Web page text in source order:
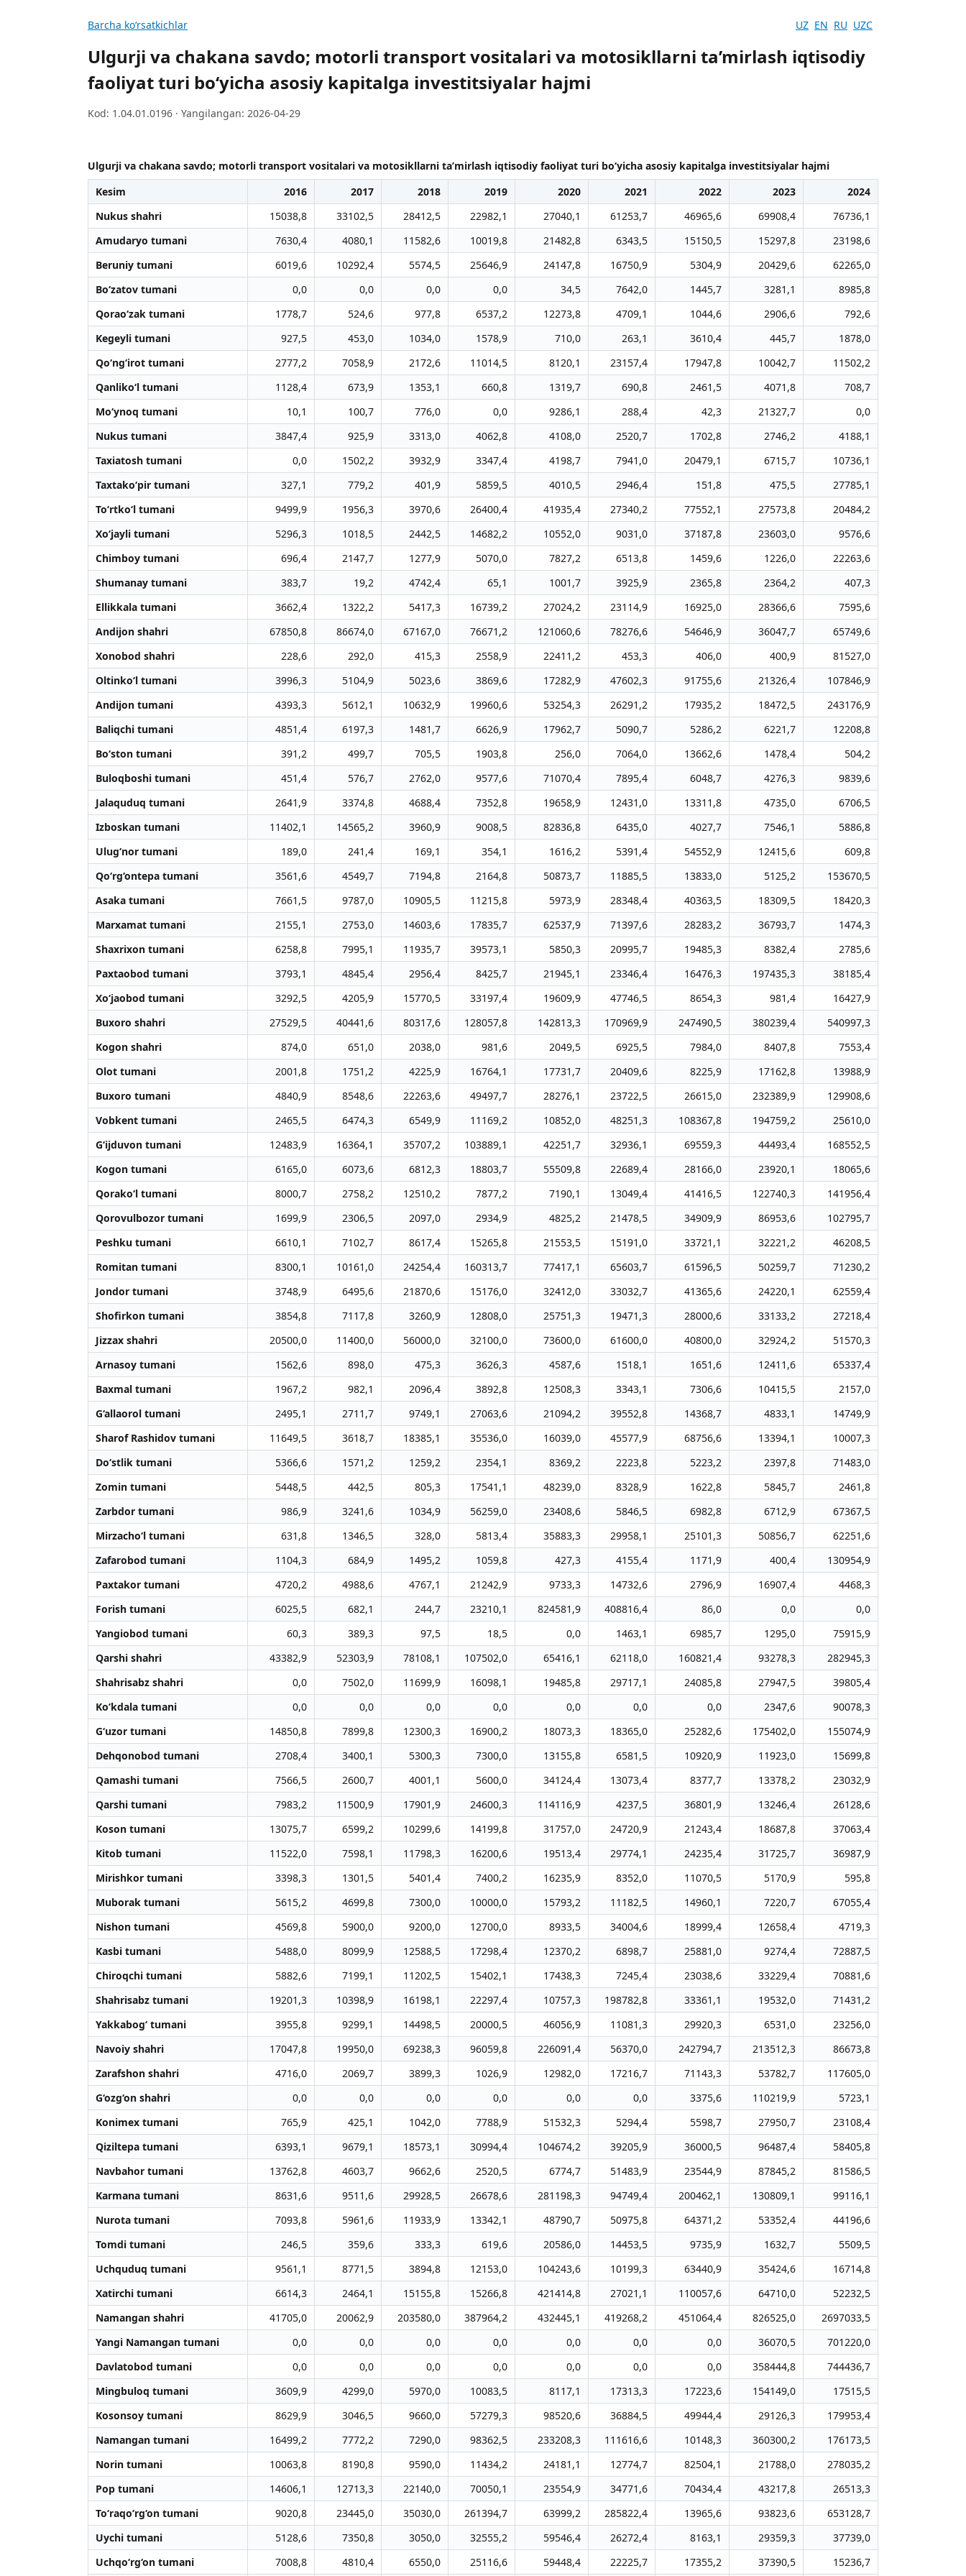
Barcha koʻrsatkichlar UZ EN RU UZC
Ulgurji va chakana savdo; motorli transport vositalari va motosikllarni ta’mirlash iqtisodiy
faoliyat turi bo‘yicha asosiy kapitalga investitsiyalar hajmi
Kod: 1.04.01.0196 · Yangilangan: 2026-04-29
Ulgurji va chakana savdo; motorli transport vositalari va motosikllarni ta’mirlash iqtisodiy faoliyat turi bo‘yicha asosiy kapitalga investitsiyalar hajmi
Kesim
2016 2017 2018 2019 2020 2021 2022 2023
2024
Nukus shahri
15038,8 33102,5 28412,5 22982,1 27040,1 61253,7 46965,6 69908,4
76736,1
Amudaryo tumani
7630,4 4080,1 11582,6 10019,8 21482,8 6343,5 15150,5 15297,8
23198,6
Beruniy tumani
6019,6 10292,4 5574,5 25646,9 24147,8 16750,9 5304,9 20429,6
62265,0
Bo‘zatov tumani
0,0 0,0 0,0 0,0 34,5 7642,0 1445,7 3281,1
8985,8
Qorao‘zak tumani
1778,7 524,6 977,8 6537,2 12273,8 4709,1 1044,6 2906,6
792,6
Kegeyli tumani
927,5 453,0 1034,0 1578,9 710,0 263,1 3610,4 445,7
1878,0
Qo‘ng‘irot tumani
2777,2 7058,9 2172,6 11014,5 8120,1 23157,4 17947,8 10042,7
11502,2
Qanliko‘l tumani
1128,4 673,9 1353,1 660,8 1319,7 690,8 2461,5 4071,8
708,7
Mo‘ynoq tumani
10,1 100,7 776,0 0,0 9286,1 288,4 42,3 21327,7
0,0
Nukus tumani
3847,4 925,9 3313,0 4062,8 4108,0 2520,7 1702,8 2746,2
4188,1
Taxiatosh tumani
0,0 1502,2 3932,9 3347,4 4198,7 7941,0 20479,1 6715,7
10736,1
Taxtako‘pir tumani
327,1 779,2 401,9 5859,5 4010,5 2946,4 151,8 475,5
27785,1
To‘rtko‘l tumani
9499,9 1956,3 3970,6 26400,4 41935,4 27340,2 77552,1 27573,8
20484,2
Xo‘jayli tumani
5296,3 1018,5 2442,5 14682,2 10552,0 9031,0 37187,8 23603,0
9576,6
Chimboy tumani
696,4 2147,7 1277,9 5070,0 7827,2 6513,8 1459,6 1226,0
22263,6
Shumanay tumani
383,7 19,2 4742,4 65,1 1001,7 3925,9 2365,8 2364,2
407,3
Ellikkala tumani
3662,4 1322,2 5417,3 16739,2 27024,2 23114,9 16925,0 28366,6
7595,6
Andijon shahri
67850,8 86674,0 67167,0 76671,2 121060,6 78276,6 54646,9 36047,7
65749,6
Xonobod shahri
228,6 292,0 415,3 2558,9 22411,2 453,3 406,0 400,9
81527,0
Oltinko‘l tumani
3996,3 5104,9 5023,6 3869,6 17282,9 47602,3 91755,6 21326,4
107846,9
Andijon tumani
4393,3 5612,1 10632,9 19960,6 53254,3 26291,2 17935,2 18472,5
243176,9
Baliqchi tumani
4851,4 6197,3 1481,7 6626,9 17962,7 5090,7 5286,2 6221,7
12208,8
Bo‘ston tumani
391,2 499,7 705,5 1903,8 256,0 7064,0 13662,6 1478,4
504,2
Buloqboshi tumani
451,4 576,7 2762,0 9577,6 71070,4 7895,4 6048,7 4276,3
9839,6
Jalaquduq tumani
2641,9 3374,8 4688,4 7352,8 19658,9 12431,0 13311,8 4735,0
6706,5
Izboskan tumani
11402,1 14565,2 3960,9 9008,5 82836,8 6435,0 4027,7 7546,1
5886,8
Ulug‘nor tumani
189,0 241,4 169,1 354,1 1616,2 5391,4 54552,9 12415,6
609,8
Qo‘rg‘ontepa tumani
3561,6 4549,7 7194,8 2164,8 50873,7 11885,5 13833,0 5125,2
153670,5
Asaka tumani
7661,5 9787,0 10905,5 11215,8 5973,9 28348,4 40363,5 18309,5
18420,3
Marxamat tumani
2155,1 2753,0 14603,6 17835,7 62537,9 71397,6 28283,2 36793,7
1474,3
Shaxrixon tumani
6258,8 7995,1 11935,7 39573,1 5850,3 20995,7 19485,3 8382,4
2785,6
Paxtaobod tumani
3793,1 4845,4 2956,4 8425,7 21945,1 23346,4 16476,3 197435,3
38185,4
Xo‘jaobod tumani
3292,5 4205,9 15770,5 33197,4 19609,9 47746,5 8654,3 981,4
16427,9
Buxoro shahri
27529,5 40441,6 80317,6 128057,8 142813,3 170969,9 247490,5 380239,4
540997,3
Kogon shahri
874,0 651,0 2038,0 981,6 2049,5 6925,5 7984,0 8407,8
7553,4
Olot tumani
2001,8 1751,2 4225,9 16764,1 17731,7 20409,6 8225,9 17162,8
13988,9
Buxoro tumani
4840,9 8548,6 22263,6 49497,7 28276,1 23722,5 26615,0 232389,9
129908,6
Vobkent tumani
2465,5 6474,3 6549,9 11169,2 10852,0 48251,3 108367,8 194759,2
25610,0
G‘ijduvon tumani
12483,9 16364,1 35707,2 103889,1 42251,7 32936,1 69559,3 44493,4
168552,5
Kogon tumani
6165,0 6073,6 6812,3 18803,7 55509,8 22689,4 28166,0 23920,1
18065,6
Qorako‘l tumani
8000,7 2758,2 12510,2 7877,2 7190,1 13049,4 41416,5 122740,3
141956,4
Qorovulbozor tumani
1699,9 2306,5 2097,0 2934,9 4825,2 21478,5 34909,9 86953,6
102795,7
Peshku tumani
6610,1 7102,7 8617,4 15265,8 21553,5 15191,0 33721,1 32221,2
46208,5
Romitan tumani
8300,1 10161,0 24254,4 160313,7 77417,1 65603,7 61596,5 50259,7
71230,2
Jondor tumani
3748,9 6495,6 21870,6 15176,0 32412,0 33032,7 41365,6 24220,1
62559,4
Shofirkon tumani
3854,8 7117,8 3260,9 12808,0 25751,3 19471,3 28000,6 33133,2
27218,4
Jizzax shahri
20500,0 11400,0 56000,0 32100,0 73600,0 61600,0 40800,0 32924,2
51570,3
Arnasoy tumani
1562,6 898,0 475,3 3626,3 4587,6 1518,1 1651,6 12411,6
65337,4
Baxmal tumani
1967,2 982,1 2096,4 3892,8 12508,3 3343,1 7306,6 10415,5
2157,0
G‘allaorol tumani
2495,1 2711,7 9749,1 27063,6 21094,2 39552,8 14368,7 4833,1
14749,9
Sharof Rashidov tumani
11649,5 3618,7 18385,1 35536,0 16039,0 45577,9 68756,6 13394,1
10007,3
Do‘stlik tumani
5366,6 1571,2 1259,2 2354,1 8369,2 2223,8 5223,2 2397,8
71483,0
Zomin tumani
5448,5 442,5 805,3 17541,1 48239,0 8328,9 1622,8 5845,7
2461,8
Zarbdor tumani
986,9 3241,6 1034,9 56259,0 23408,6 5846,5 6982,8 6712,9
67367,5
Mirzacho‘l tumani
631,8 1346,5 328,0 5813,4 35883,3 29958,1 25101,3 50856,7
62251,6
Zafarobod tumani
1104,3 684,9 1495,2 1059,8 427,3 4155,4 1171,9 400,4
130954,9
Paxtakor tumani
4720,2 4988,6 4767,1 21242,9 9733,3 14732,6 2796,9 16907,4
4468,3
Forish tumani
6025,5 682,1 244,7 23210,1 824581,9 408816,4 86,0 0,0
0,0
Yangiobod tumani
60,3 389,3 97,5 18,5 0,0 1463,1 6985,7 1295,0
75915,9
Qarshi shahri
43382,9 52303,9 78108,1 107502,0 65416,1 62118,0 160821,4 93278,3
282945,3
Shahrisabz shahri
0,0 7502,0 11699,9 16098,1 19485,8 29717,1 24085,8 27947,5
39805,4
Ko‘kdala tumani
0,0 0,0 0,0 0,0 0,0 0,0 0,0 2347,6
90078,3
G‘uzor tumani
14850,8 7899,8 12300,3 16900,2 18073,3 18365,0 25282,6 175402,0
155074,9
Dehqonobod tumani
2708,4 3400,1 5300,3 7300,0 13155,8 6581,5 10920,9 11923,0
15699,8
Qamashi tumani
7566,5 2600,7 4001,1 5600,0 34124,4 13073,4 8377,7 13378,2
23032,9
Qarshi tumani
7983,2 11500,9 17901,9 24600,3 114116,9 4237,5 36801,9 13246,4
26128,6
Koson tumani
13075,7 6599,2 10299,6 14199,8 31757,0 24720,9 21243,4 18687,8
37063,4
Kitob tumani
11522,0 7598,1 11798,3 16200,6 19513,4 29774,1 24235,4 31725,7
36987,9
Mirishkor tumani
3398,3 1301,5 5401,4 7400,2 16235,9 8352,0 11070,5 5170,9
595,8
Muborak tumani
5615,2 4699,8 7300,0 10000,0 15793,2 11182,5 14960,1 7220,7
67055,4
Nishon tumani
4569,8 5900,0 9200,0 12700,0 8933,5 34004,6 18999,4 12658,4
4719,3
Kasbi tumani
5488,0 8099,9 12588,5 17298,4 12370,2 6898,7 25881,0 9274,4
72887,5
Chiroqchi tumani
5882,6 7199,1 11202,5 15402,1 17438,3 7245,4 23038,6 33229,4
70881,6
Shahrisabz tumani
19201,3 10398,9 16198,1 22297,4 10757,3 198782,8 33361,1 19532,0
71431,2
Yakkabog‘ tumani
3955,8 9299,1 14498,5 20000,5 46056,9 11081,3 29920,3 6531,0
23256,0
Navoiy shahri
17047,8 19950,0 69238,3 96059,8 226091,4 56370,0 242794,7 213512,3
86673,8
Zarafshon shahri
4716,0 2069,7 3899,3 1026,9 12982,0 17216,7 71143,3 53782,7
117605,0
G‘ozg‘on shahri
0,0 0,0 0,0 0,0 0,0 0,0 3375,6 110219,9
5723,1
Konimex tumani
765,9 425,1 1042,0 7788,9 51532,3 5294,4 5598,7 27950,7
23108,4
Qiziltepa tumani
6393,1 9679,1 18573,1 30994,4 104674,2 39205,9 36000,5 96487,4
58405,8
Navbahor tumani
13762,8 4603,7 9662,6 2520,5 6774,7 51483,9 23544,9 87845,2
81586,5
Karmana tumani
8631,6 9511,6 29928,5 26678,6 281198,3 94749,4 200462,1 130809,1
99116,1
Nurota tumani
7093,8 5961,6 11933,9 13342,1 48790,7 50975,8 64371,2 53352,4
44196,6
Tomdi tumani
246,5 359,6 333,3 619,6 20586,0 14453,5 9735,9 1632,7
5509,5
Uchquduq tumani
9561,1 8771,5 3894,8 12153,0 104243,6 10199,3 63440,9 35424,6
16714,8
Xatirchi tumani
6614,3 2464,1 15155,8 15266,8 421414,8 27021,1 110057,6 64710,0
52232,5
Namangan shahri
41705,0 20062,9 203580,0 387964,2 432445,1 419268,2 451064,4 826525,0
2697033,5
Yangi Namangan tumani
0,0 0,0 0,0 0,0 0,0 0,0 0,0 36070,5
701220,0
Davlatobod tumani
0,0 0,0 0,0 0,0 0,0 0,0 0,0 358444,8
744436,7
Mingbuloq tumani
3609,9 4299,0 5970,0 10083,5 8117,1 17313,3 17223,6 154149,0
17515,5
Kosonsoy tumani
8629,9 3046,5 9660,0 57279,3 98520,6 36884,5 49944,4 29126,3
179953,4
Namangan tumani
16499,2 7772,2 7290,0 98362,5 233208,3 111616,6 10148,3 360300,2
176173,5
Norin tumani
10063,8 8190,8 9590,0 11434,2 24181,1 12774,7 82504,1 21788,0
278035,2
Pop tumani
14606,1 12713,3 22140,0 70050,1 23554,9 34771,6 70434,4 43217,8
26513,3
To‘raqo‘rg‘on tumani
9020,8 23445,0 35030,0 261394,7 63999,2 285822,4 13965,6 93823,6
653128,7
Uychi tumani
5128,6 7350,8 3050,0 32555,2 59546,4 26272,4 8163,1 29359,3
37739,0
Uchqo‘rg‘on tumani
7008,8 4810,4 6550,0 25116,6 59448,4 22225,7 17355,2 37390,5 15236,7